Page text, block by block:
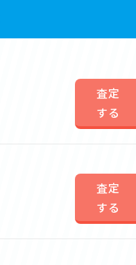
査定
する
査定
する